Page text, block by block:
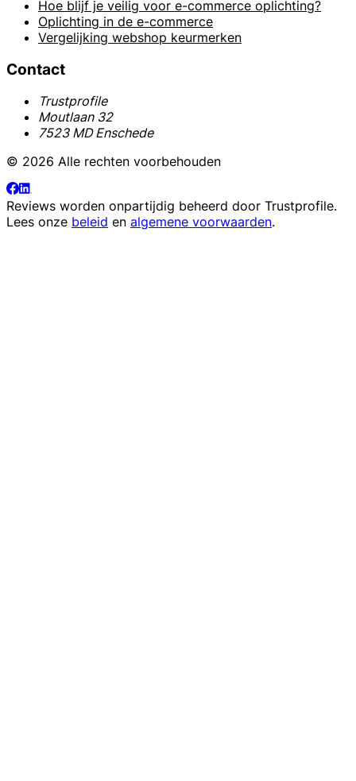
Hoe blijf je veilig voor e-commerce oplichting?
Oplichting in de e-commerce
Vergelijking webshop keurmerken
Contact
Trustprofile
Moutlaan 32
7523 MD Enschede
© 2026 Alle rechten voorbehouden
Reviews worden onpartijdig beheerd door Trustprofile.
Lees onze beleid en algemene voorwaarden.